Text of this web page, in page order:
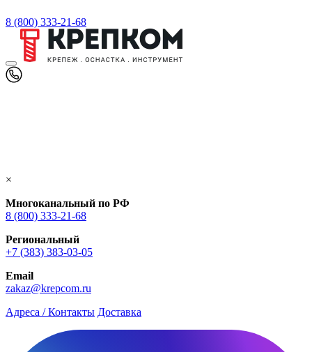
8 (800) 333-21-68
×
Многоканальный по РФ
8 (800) 333‑21-68
Региональный
+7 (383) 383-03-05
Email
zakaz@krepcom.ru
Адреса / Контакты Доставка